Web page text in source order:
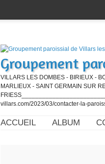
Groupement
VILLARS LES DOMBES - BIRIEUX -
MARLIEUX - SAINT GERMAIN SUR
villars.com/2023/03/contacter-la-
ACCUEIL ALBUM